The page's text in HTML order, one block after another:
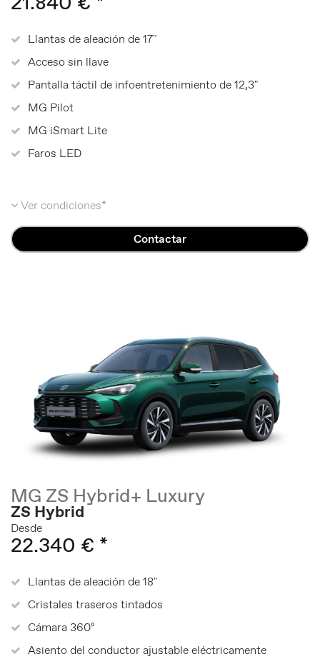
Llantas de aleación de 17"
Acceso sin llave
Pantalla táctil de infoentretenimiento de 12,3"
MG Pilot
MG iSmart Lite
Faros LED
Ver condiciones*
Contactar
MG ZS Hybrid+ Luxury
ZS Hybrid
Desde
22.340 € *
Llantas de aleación de 18"
Cristales traseros tintados
Cámara 360º
Asiento del conductor ajustable eléctricamente